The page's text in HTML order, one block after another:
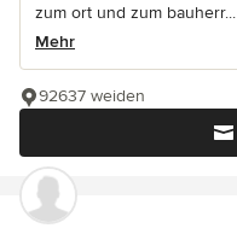
zum ort und zum bauherr...
Mehr
92637 weiden